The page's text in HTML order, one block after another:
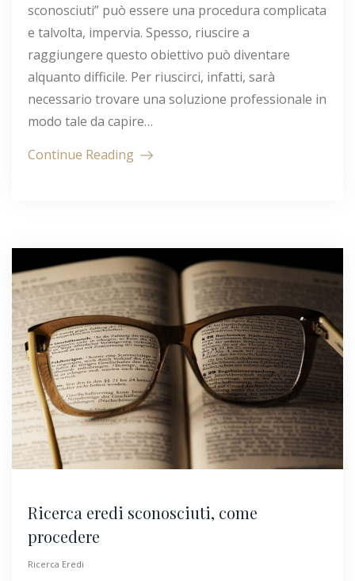
sconosciuti” può essere una procedura complicata
e talvolta, impervia. Spesso, riuscire a
raggiungere questo obiettivo può diventare
alquanto difficile. Per riuscirci, infatti, sarà
necessario trovare una soluzione professionale in
modo tale da capire…
Continue Reading
Ricerca eredi sconosciuti, come
procedere
Ricerca Eredi